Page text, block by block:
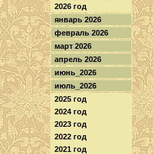
2026 год
январь 2026
февраль 2026
март 2026
апрель 2026
июнь_2026
июль_2026
2025 год
2024 год
2023 год
2022 год
2021 год